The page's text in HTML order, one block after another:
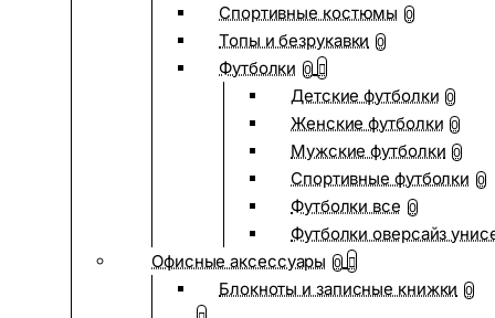
Спортивные костюмы 0
Топы и безрукавки 0
Футболки 0
Детские футболки 0
Женские футболки 0
Мужские футболки 0
Спортивные футболки 0
Футболки все 0
Футболки оверсайз
Офисные аксессуары 0
Блокноты и записные книжки 0